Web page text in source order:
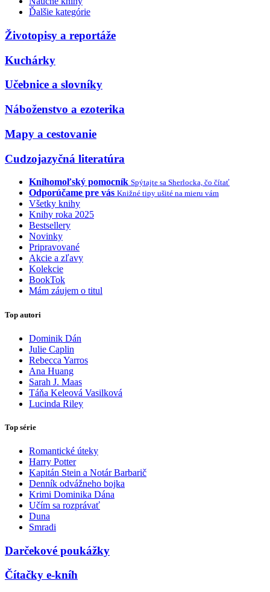
Ďalšie kategórie
Životopisy a reportáže
Kuchárky
Učebnice a slovníky
Náboženstvo a ezoterika
Mapy a cestovanie
Cudzojazyčná literatúra
Knihomoľský pomocník Spýtajte sa Sherlocka, čo čítať
Odporúčame pre vás Knižné tipy ušité na mieru vám
Všetky knihy
Knihy roka 2025
Bestsellery
Novinky
Pripravované
Akcie a zľavy
Kolekcie
BookTok
Mám záujem o titul
Top autori
Dominik Dán
Julie Caplin
Rebecca Yarros
Ana Huang
Sarah J. Maas
Táňa Keleová Vasilková
Lucinda Riley
Top série
Romantické úteky
Harry Potter
Kapitán Stein a Notár Barbarič
Denník odvážneho bojka
Krimi Dominika Dána
Učím sa rozprávať
Duna
Smradi
Darčekové poukážky
Čítačky e-kníh